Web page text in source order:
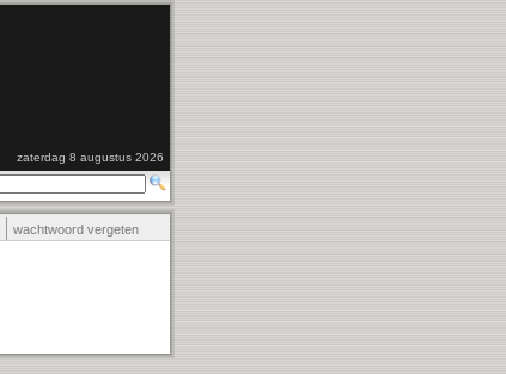
zaterdag 8 augustus 2026
wachtwoord vergeten